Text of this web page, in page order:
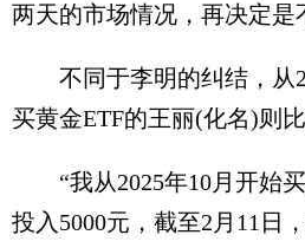
两天的市场情况，再决定是
不同于李明的纠结，从
买黄金ETF的王丽(化名)则比
“我从2025年10月开始买
投入5000元，截至2月11日